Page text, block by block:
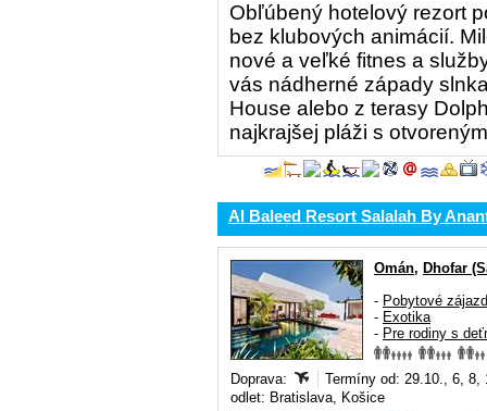
Obľúbený hotelový rezort
bez klubových animácií.
nové a veľké fitnes a
vás nádherné západy
House alebo z terasy
najkrajšej pláži s
Al Baleed Resort Salalah By
Omán, Dhofar
- Pobytové
- Exotika
- Pre rodiny s
Doprava:
Termíny od: 29.10., 6, 8,
odlet: Bratislava, Košice